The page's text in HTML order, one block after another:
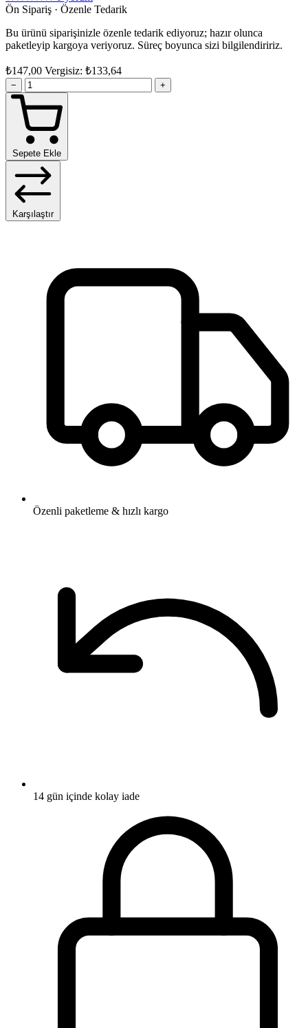
Ön Sipariş · Özenle Tedarik
Bu ürünü siparişinizle özenle tedarik ediyoruz; hazır olunca
paketleyip kargoya veriyoruz. Süreç boyunca sizi bilgilendiririz.
₺147,00 Vergisiz: ₺133,64
− +
Sepete Ekle
Karşılaştır
Özenli paketleme & hızlı kargo
14 gün içinde kolay iade